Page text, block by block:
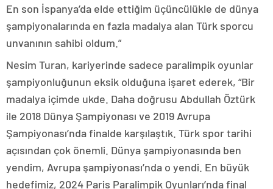
En son İspanya’da elde ettiğim üçüncülükle de dünya
şampiyonalarında en fazla madalya alan Türk sporcu
unvanının sahibi oldum.”
Nesim Turan, kariyerinde sadece paralimpik oyunlar
şampiyonluğunun eksik olduğuna işaret ederek, “Bir
madalya içimde ukde. Daha doğrusu Abdullah Öztürk
ile 2018 Dünya Şampiyonası ve 2019 Avrupa
Şampiyonası’nda finalde karşılaştık. Türk spor tarihi
açısından çok önemli. Dünya şampiyonasında ben
yendim, Avrupa şampiyonası’nda o yendi. En büyük
hedefimiz, 2024 Paris Paralimpik Oyunları’nda final